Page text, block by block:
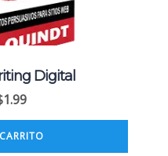
Digital
1.99